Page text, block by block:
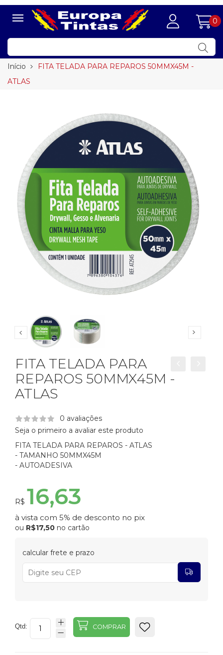
0
Início
FITA TELADA PARA REPAROS 50MMX45M -
ATLAS
FITA TELADA PARA
REPAROS 50MMX45M -
ATLAS
0 avaliações
Seja o primeiro a avaliar este produto
FITA TELADA PARA REPAROS - ATLAS
- TAMANHO 50MMX45M
- AUTOADESIVA
R$ 16,63
à vista com 5% de desconto no pix
ou R$17,50 no cartão
calcular frete e prazo
Qtd: COMPRAR